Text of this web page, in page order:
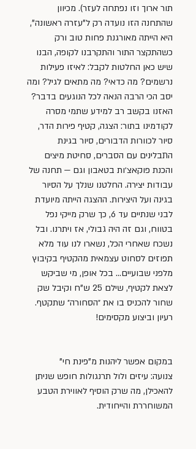
תור ארוך וזו נפתחה לעזר). מכיוון
שהתחנה הזו נועדה רק ל”עזרה ראשונה”,
היא הייתה מאורגנת פחות טוב ורק
כשהתקצר התור והתקרבנו לקופה, הבנו
שיש כאן החלטות לקבל: לאיזו פעילות
נרשמים? מה כדאי? מה מתאים לגיל? ומה
יסב הכי הרבה הנאה לכל הנוגעים בדבר?
האזנו בקשב רב למידע שתמי מסרה
לקודמינו בתור: הצגה, קטיף פירות הדר,
סיור לכוורות הדבורים, סיור בגינת
התבלינים עם הסברים, סחיטת מיצים
והכנת פוקאצ׳ות בטאבון וגם — תחנה של
עבודות יצירה. החלטנו שנלך על הסיור
בגינה ועל היצירות. ההצגה הייתה מיועדת
לבני שנתיים עד 6, כך שרק מייקי נפל
בטווח, וגם זה היה גבולי, אז ויתרנו. ובל
נשכח שאחרי הכל, נשארו לנו עוד מלא
תפוזים לסחוט עצמאית מהקטיף בקיבוץ
מלפני שבועיים… בכל אופן, מי שביקש
לצאת לקטיף, שילם 25 ש”ח וקיבל שק
שחור להכניס בו את ״הסחורה״ שתקטף.
רעיון וביצוע מקסימים!
במקום אפשר ליהנות מ”פינת חי”
צנועה: עיזים ולול תרנגולות חופש שניתן
להאכילן, מה שרק הוסיף לאווירת הטבע
המשוחררת והייחודית.